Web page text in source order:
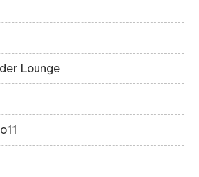
Lounge